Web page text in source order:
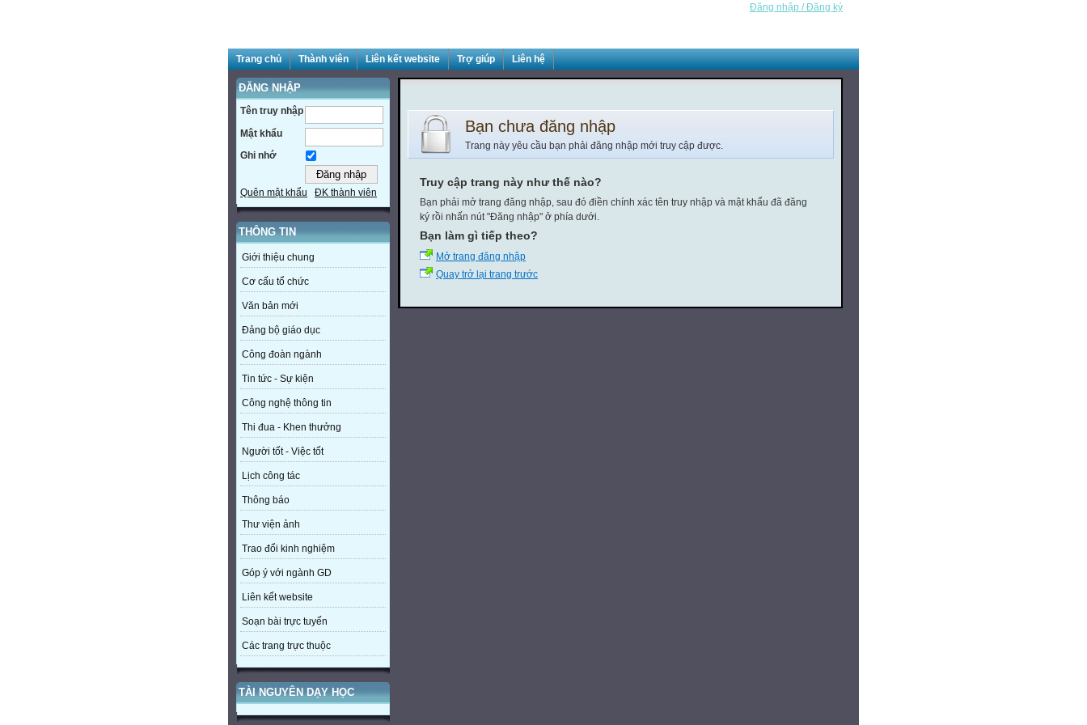
Đăng nhập / Đăng ký
Trang chủ Thành viên Liên kết website Trợ giúp Liên hệ
ĐĂNG NHẬP
Tên truy nhập
Mật khẩu
Ghi nhớ
Quên mật khẩu ĐK thành viên
THÔNG TIN
Giới thiệu chung
Cơ cấu tổ chức
Văn bản mới
Đảng bộ giáo dục
Công đoàn ngành
Tin tức - Sự kiện
Công nghệ thông tin
Thi đua - Khen thưởng
Người tốt - Việc tốt
Lịch công tác
Thông báo
Thư viện ảnh
Trao đổi kinh nghiệm
Góp ý với ngành GD
Liên kết website
Soạn bài trực tuyến
Các trang trực thuộc
TÀI NGUYÊN DẠY HỌC
Bạn chưa đăng nhập
Trang này yêu cầu bạn phải đăng nhập mới truy cập được.
Truy cập trang này như thế nào?
Bạn phải mở trang đăng nhập, sau đó điền chính xác tên truy nhập và mật khẩu đã đăng
ký rồi nhấn nút "Đăng nhập" ở phía dưới.
Bạn làm gì tiếp theo?
Mở trang đăng nhập
Quay trở lại trang trước